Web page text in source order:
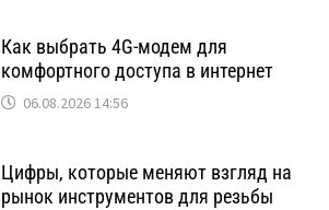
Как выбрать 4G-модем для
комфортного доступа в интернет
06.08.2026 14:56
Цифры, которые меняют взгляд на
рынок инструментов для резьбы